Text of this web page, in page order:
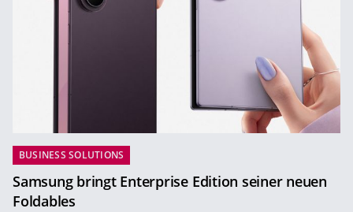
BUSINESS SOLUTIONS
Samsung bringt Enterprise Edition seiner neuen
Foldables